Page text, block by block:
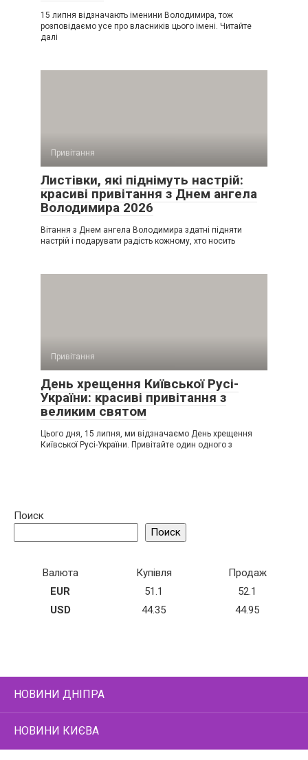
15 липня відзначають іменини Володимира, тож
розповідаємо усе про власників цього імені. Читайте
далі
Привітання
Листівки, які піднімуть настрій:
красиві привітання з Днем ангела
Володимира 2026
Вітання з Днем ангела Володимира здатні підняти
настрій і подарувати радість кожному, хто носить
Привітання
День хрещення Київської Русі-
України: красиві привітання з
великим святом
Цього дня, 15 липня, ми відзначаємо День хрещення
Київської Русі-України. Привітайте один одного з
Поиск
Поиск
Валюта Купівля
Продаж
EUR
51.1
52.1
USD
44.35 44.95
НОВИНИ ДНІПРА
НОВИНИ КИЄВА